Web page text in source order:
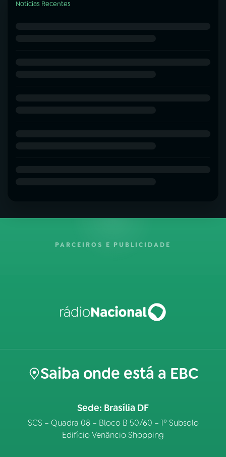
Notícias Recentes
PARCEIROS E PUBLICIDADE
Saiba onde está a EBC
Sede: Brasília DF
SCS – Quadra 08 – Bloco B 50/60 – 1º Subsolo
Edifício Venâncio Shopping